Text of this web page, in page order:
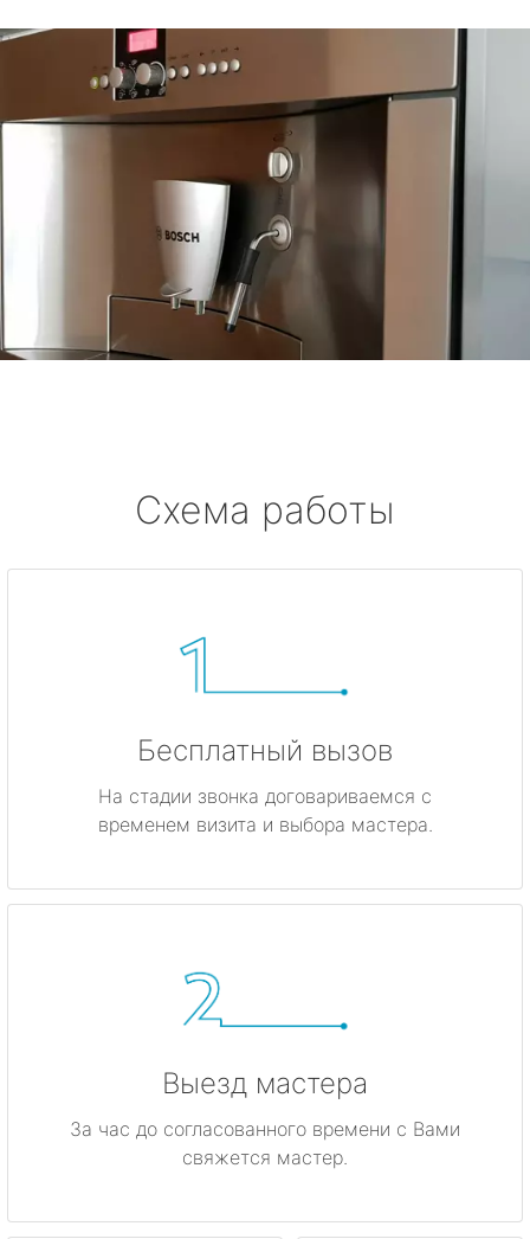
Схема работы
Бесплатный вызов
На стадии звонка договариваемся с
временем визита и выбора мастера.
Выезд мастера
За час до согласованного времени с Вами
свяжется мастер.